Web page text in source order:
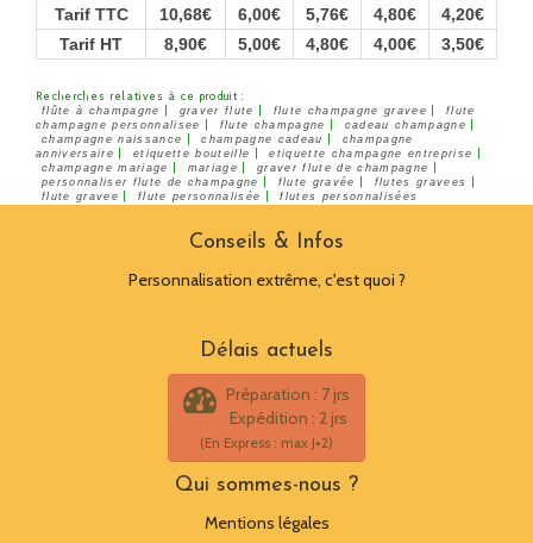
Tarif TTC
10,68€ 6,00€ 5,76€ 4,80€
4,20€
Tarif HT
8,90€ 5,00€ 4,80€ 4,00€ 3,50€
Recherches relatives à ce produit :
flûte à champagne graver flute flute champagne gravee
flute
champagne personnalisee
flute champagne cadeau champagne
champagne naissance champagne cadeau
champagne
anniversaire
etiquette bouteille etiquette champagne entreprise
champagne mariage mariage graver flute de champagne
personnaliser flute de champagne flute gravée flutes gravees
flute gravee flute personnalisée flutes personnalisées
Conseils & Infos
Personnalisation extrême, c'est quoi ?
Délais actuels
Préparation : 7 jrs
Expédition : 2 jrs
(En Express : max J+2)
Qui sommes-nous ?
Mentions légales